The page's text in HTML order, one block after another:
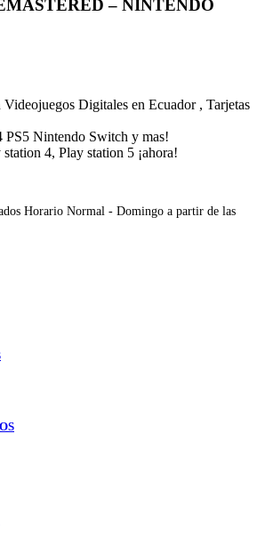
– NINTENDO
Videojuegos Digitales en Ecuador , Tarjetas
PS5 Nintendo Switch y mas!
4, Play station 5 ¡ahora!
Horario Normal - Domingo a partir de las